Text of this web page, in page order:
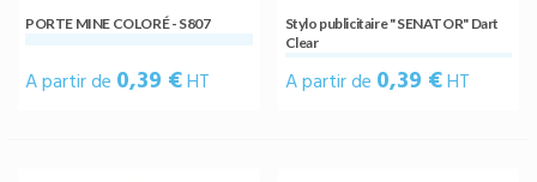
PORTE MINE COLORÉ - S807
A partir de 0,39 €HT
Stylo publicitaire " SENATOR" Dart
Clear
A partir de 0,39 €HT